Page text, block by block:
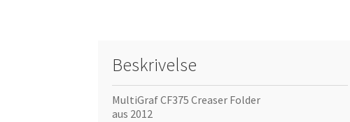
Beskrivelse
MultiGraf CF375 Creaser Folder
aus 2012